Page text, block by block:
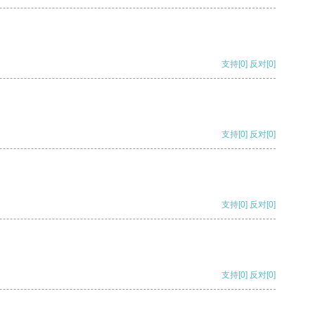
支持[0] 反对[0]
支持[0] 反对[0]
支持[0] 反对[0]
支持[0] 反对[0]